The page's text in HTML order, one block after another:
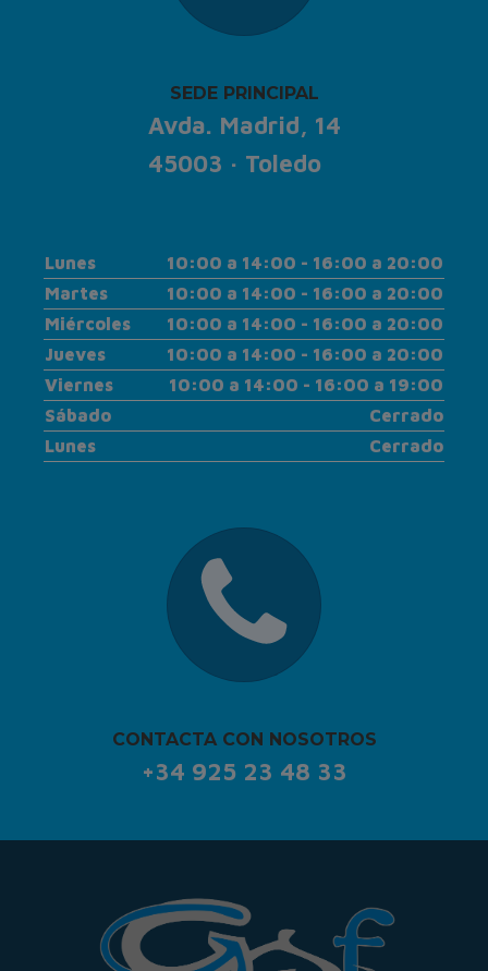
SEDE PRINCIPAL
Avda. Madrid, 14
45003 · Toledo
Lunes
10:00 a 14:00 - 16:00 a 20:00
Martes
10:00 a 14:00 - 16:00 a 20:00
Miércoles
10:00 a 14:00 - 16:00 a 20:00
Jueves
10:00 a 14:00 - 16:00 a 20:00
Viernes
10:00 a 14:00 - 16:00 a 19:00
Sábado
Cerrado
Lunes
Cerrado
CONTACTA CON NOSOTROS
+34 925 23 48 33